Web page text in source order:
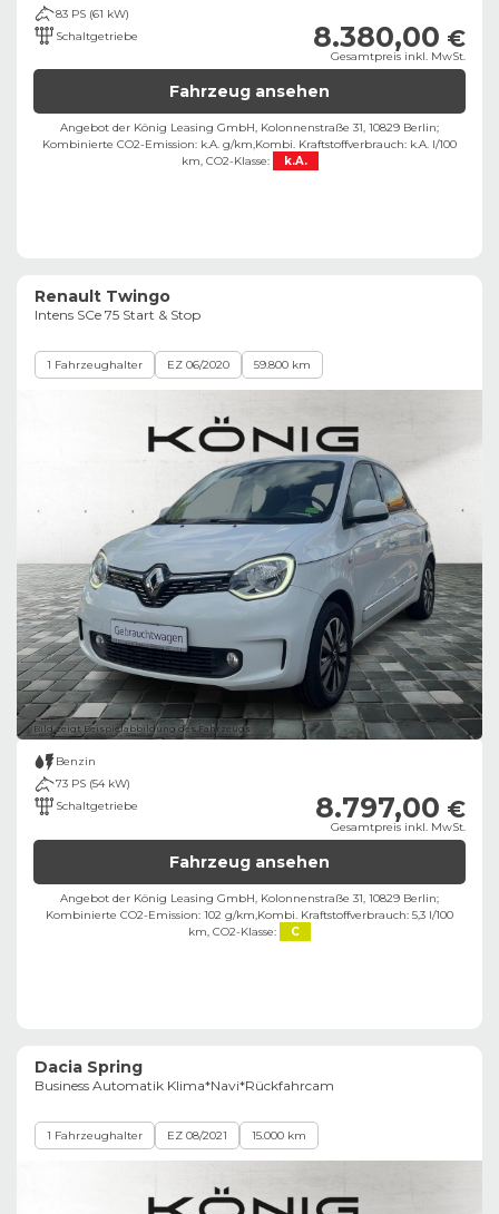
83 PS (61 kW)
Schaltgetriebe
8.380,00 €
Gesamtpreis inkl. MwSt.
Fahrzeug ansehen
Angebot der König Leasing GmbH, Kolonnenstraße 31, 10829 Berlin;
Kombinierte CO2-Emission: k.A. g/km,Kombi. Kraftstoffverbrauch: k.A. l/100
km, CO2-Klasse: k.A.
Renault Twingo
Intens SCe 75 Start & Stop
1 Fahrzeughalter EZ 06/2020 59.800 km
Bild zeigt Beispielabbildung des Fahrzeugs
Benzin
73 PS (54 kW)
Schaltgetriebe
8.797,00 €
Gesamtpreis inkl. MwSt.
Fahrzeug ansehen
Angebot der König Leasing GmbH, Kolonnenstraße 31, 10829 Berlin;
Kombinierte CO2-Emission: 102 g/km,Kombi. Kraftstoffverbrauch: 5,3 l/100
km, CO2-Klasse: C
Dacia Spring
Business Automatik Klima*Navi*Rückfahrcam
1 Fahrzeughalter EZ 08/2021 15.000 km